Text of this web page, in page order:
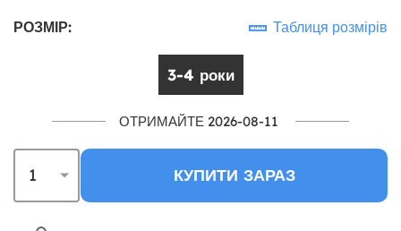
РОЗМІР: Таблиця розмірів
3-4 роки
ОТРИМАЙТЕ 2026-08-11
КУПИТИ ЗАРАЗ